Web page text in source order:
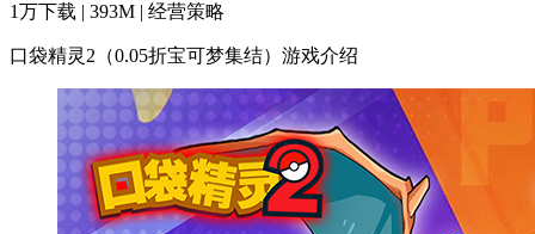
1万下载 | 393M | 经营策略
口袋精灵2（0.05折宝可梦集结）游戏介绍